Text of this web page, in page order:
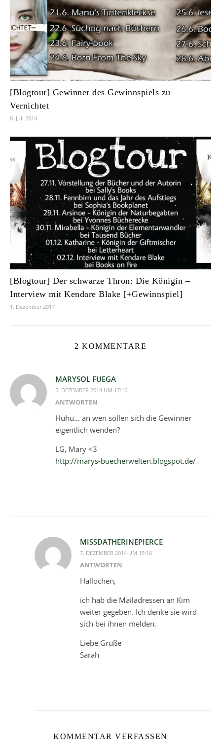
[Blogtour] Gewinner des Gewinnspiels zu
Vernichtet
8. Juli 2014
[Blogtour] Der schwarze Thron: Die Königin –
Interview mit Kendare Blake [+Gewinnspiel]
1. Dezember 2017
2 KOMMENTARE
MARYSOL FUEGA
5. DEZEMBER 2014 UM 17:16
ANTWORTEN
Huhu… an wen sollen sich die Gewinner
eigentlich wenden?
LG, Mary <3
http://marys-buecherwelten.blogspot.de/
MISSDATHERINEPIERCE
7. DEZEMBER 2014 UM 15:16
ANTWORTEN
Hallöchen,
ich hab die Mailadressen an Kim
weiter gegeben. Ich denke sie wird
sich bei ihnen melden.
Liebe Grüße
Sarah
KOMMENTAR VERFASSEN